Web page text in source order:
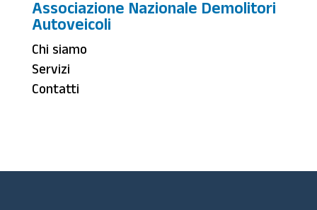
Associazione Nazionale Demolitori
Autoveicoli
Chi siamo
Servizi
Contatti